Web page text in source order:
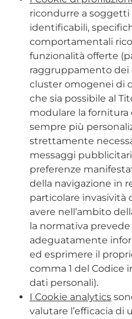
ricondurre a
identificabili,
comportamentali
funzionalità offerte
raggruppamento dei
cluster omogenei di
che sia possibile al
modulare la fornitura
sempre più
strettamente
messaggi
preferenze
della navigazione in
particolare invasività
avere nell’ambito
la normativa
adeguatamente
ed esprimere il
comma 1 del Codice
dati personali).
I Cookie analytics
valutare l’efficacia di